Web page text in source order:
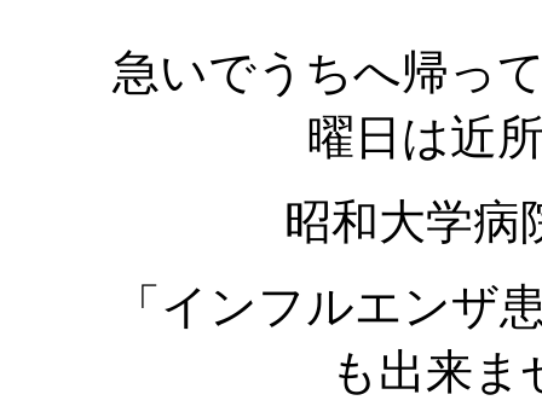
急いでうちへ帰っ
曜日は近
昭和大学病
「インフルエンザ
も出来ま